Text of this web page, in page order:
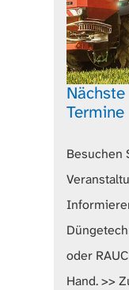
Nächste
Termine
Besuchen
oder
Hand. >>